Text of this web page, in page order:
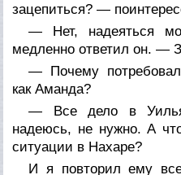
зацепиться? —
— Нет, надеяться
медленно ответил он. —
— Почему
как Аманда?
— Все дело в
надеюсь, не нужно. А
ситуации в Нахаре?
И я повторил ему